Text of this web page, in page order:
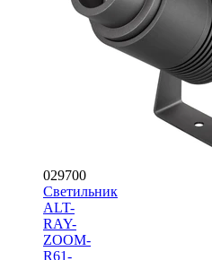
029700
Светильник
ALT-
RAY-
ZOOM-
R61-